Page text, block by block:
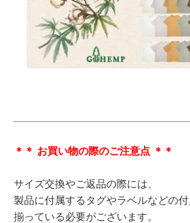
＊＊ お買い物の際のご注意点 ＊＊
サイズ交換やご返品の際には、
製品に付属するタグやラベルなどの
揃っている必要がございます。